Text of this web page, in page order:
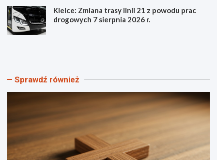
Kielce: Zmiana trasy linii 21 z powodu prac
drogowych 7 sierpnia 2026 r.
S
d
t
P
j
ó
Sprawdź również